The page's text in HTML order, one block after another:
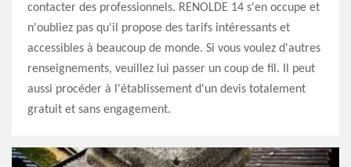
contacter des professionnels. RENOLDE 14 s'en occupe et
n'oubliez pas qu'il propose des tarifs intéressants et
accessibles à beaucoup de monde. Si vous voulez d'autres
renseignements, veuillez lui passer un coup de fil. Il peut
aussi procéder à l'établissement d'un devis totalement
gratuit et sans engagement.